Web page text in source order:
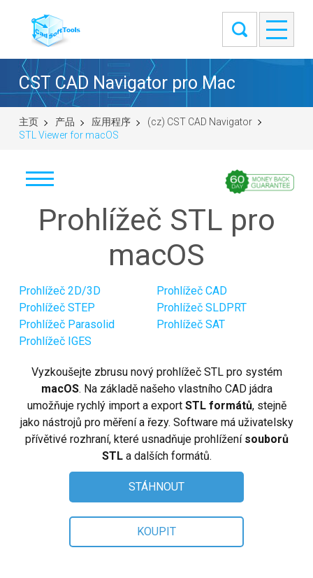
CST CAD Navigator pro Mac
主页 产品 应用程序
(cz) CST CAD Navigator
STL Viewer for macOS
Stáhnout
macOS (universal DMG)
Linux (.deb 64-bit)
Linux (.rpm 64-bit)
Položit otázku
Recenze zákazníků
Nápověda
EULA
Prohlížeč STL pro
macOS
Prohlížeč 2D/3D
Prohlížeč CAD
Prohlížeč STEP
Prohlížeč SLDPRT
Prohlížeč Parasolid
Prohlížeč SAT
Prohlížeč IGES
Vyzkoušejte zbrusu nový prohlížeč STL pro systém
macOS. Na základě našeho vlastního CAD jádra
umožňuje rychlý import a export STL formátů, stejně
jako nástrojů pro měření a řezy. Software má uživatelsky
přívětivé rozhraní, které usnadňuje prohlížení souborů
STLa dalších formátů.
STÁHNOUT
KOUPIT